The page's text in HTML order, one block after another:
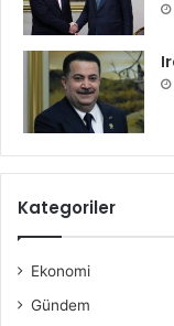
Kategoriler
Ekonomi
Gündem